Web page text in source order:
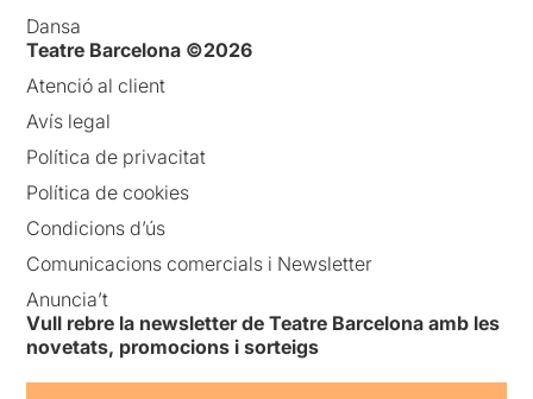
Dansa
Teatre Barcelona ©2026
Atenció al client
Avís legal
Política de privacitat
Política de cookies
Condicions d’ús
Comunicacions comercials i Newsletter
Anuncia’t
Vull rebre la newsletter de Teatre Barcelona amb les
novetats, promocions i sorteigs